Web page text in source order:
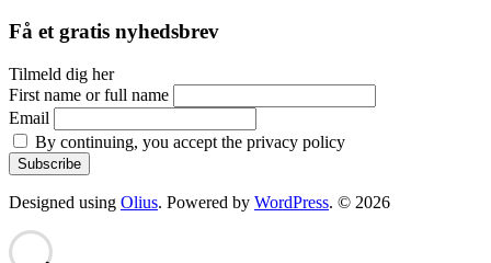
Få et gratis nyhedsbrev
Tilmeld dig her
First name or full name
Email
By continuing, you accept the privacy policy
Designed using Olius. Powered by WordPress. © 2026